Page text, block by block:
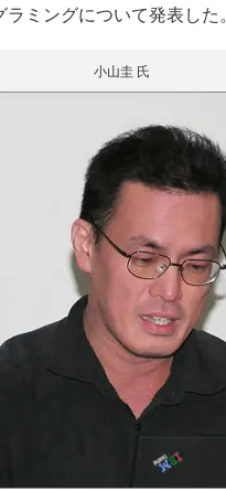
ミングについて発表した。
小山圭 氏